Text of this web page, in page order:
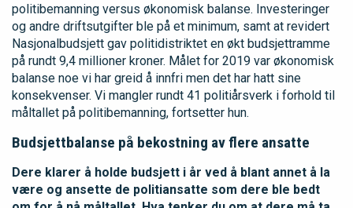
politibemanning versus økonomisk balanse. Investeringer
og andre driftsutgifter ble på et minimum, samt at revidert
Nasjonalbudsjett gav politidistriktet en økt budsjettramme
på rundt 9,4 millioner kroner. Målet for 2019 var økonomisk
balanse noe vi har greid å innfri men det har hatt sine
konsekvenser. Vi mangler rundt 41 politiårsverk i forhold til
måltallet på politibemanning, fortsetter hun.
Budsjettbalanse på bekostning av flere ansatte
Dere klarer å holde budsjett i år ved å blant annet å la
være og ansette de politiansatte som dere ble bedt